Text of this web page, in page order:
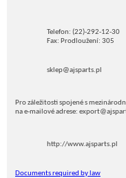
Telefon: (22)-292-12-30
Fax: Prodloužení: 305
sklep@ajsparts.pl
Pro záležitosti spojené s
na e-mailové adrese:
http://www.ajsparts.pl
Documents required by law